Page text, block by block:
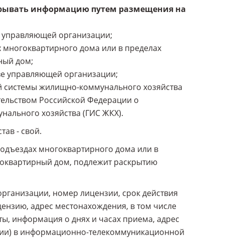
информацию путем размещения на
управляющей организации;
дома или в пределах
дом;
управляющей организации;
жилищно-коммунального хозяйства
Российской Федерации о
хозяйства (ГИС ЖКХ).
- свой.
многоквартирного дома или в
дом, подлежит раскрытию
номер лицензии, срок действия
адрес местонахождения, в том числе
информация о днях и часах приема, адрес
в информационно-телекоммуникационной